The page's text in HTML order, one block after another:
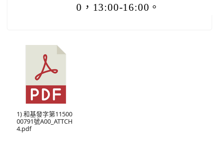
0，13:00-16:00。
1) 和基發字第11500
00791號A00_ATTCH
4.pdf